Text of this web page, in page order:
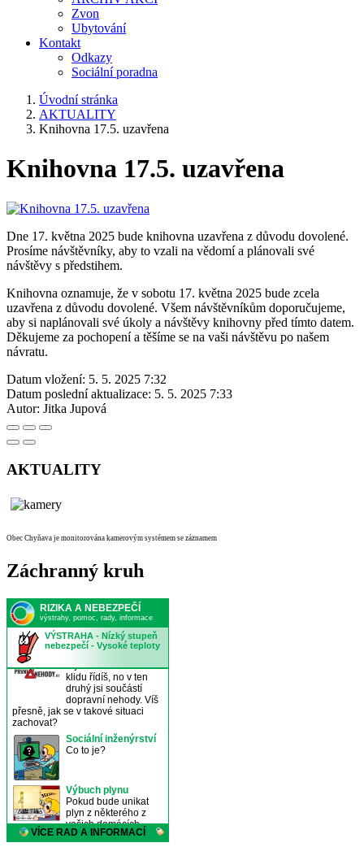
Zvon
Ubytování
Kontakt
Odkazy
Sociální poradna
Úvodní stránka
AKTUALITY
Knihovna 17.5. uzavřena
Knihovna 17.5. uzavřena
Dne 17. května 2025 bude knihovna uzavřena z důvodu dovolené.
Prosíme návštěvníky, aby to vzali na vědomí a plánovali své
návštěvy s předstihem.
Knihovna oznamuje, že v sobotu 17. května 2025 bude zcela
uzavřena z důvodu dovolené. Všem návštěvníkům doporučujeme,
aby si naplánovali své úkoly a návštěvy knihovny před tímto datem.
Děkujeme za pochopení a těšíme se na vaši návštěvu po našem
návratu.
Datum vložení: 5. 5. 2025 7:32
Datum poslední aktualizace: 5. 5. 2025 7:33
Autor: Jitka Jupová
AKTUALITY
Obec Chyňava je monitorována kamerovým systémem se záznamem
Záchranný kruh